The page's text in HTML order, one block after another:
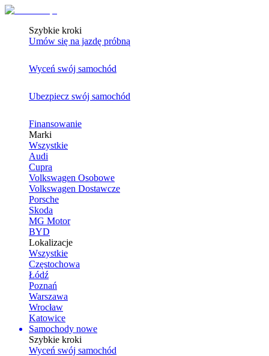
Szybkie kroki
Umów się na jazdę próbną
Wyceń swój samochód
Ubezpiecz swój samochód
Finansowanie
Marki
Wszystkie
Audi
Cupra
Volkswagen Osobowe
Volkswagen Dostawcze
Porsche
Skoda
MG Motor
BYD
Lokalizacje
Wszystkie
Częstochowa
Łódź
Poznań
Warszawa
Wrocław
Katowice
Samochody nowe
Szybkie kroki
Wyceń swój samochód